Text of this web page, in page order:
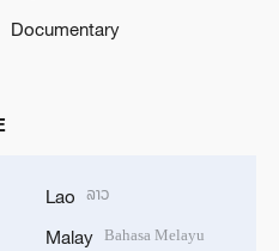
Documentary
Lao ລາວ
Malay Bahasa Melayu